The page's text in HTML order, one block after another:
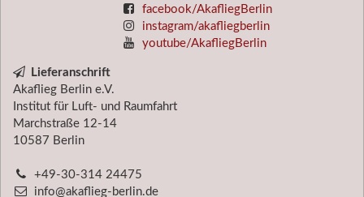
facebook/AkafliegBerlin
instagram/akafliegberlin
youtube/AkafliegBerlin
Lieferanschrift
Akaflieg Berlin e.V.
Institut für Luft- und Raumfahrt
Marchstraße 12-14
10587 Berlin
+49-30-314 24475
info@akaflieg-berlin.de